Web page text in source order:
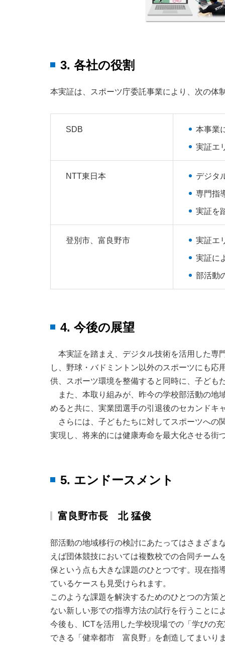
3. 各社の役割
本実証は、スポーツ庁委託事業により、次の体
SDB 本事業
実証エ
NTT東日本 デジタ
専門指
実証を
登別市、富良野市 実証エ
実証に
部活動
4. 今後の展望
本実証を踏まえ、デジタル技術を活用した専
し、野球・バドミントン以外のスポーツにも
供、スポーツ環境を整備すると同時に、子ども
また、本取り組みが、昨今の学校部活動の
めると共に、実業団選手の引退後のセカンドキ
さらには、子どもたちに対してスポーツへの
実現し、将来的には健康寿命を最大化させる街
5. エンドースメント
富良野市長 北 猛俊
部活動の地域移行の検討にあたってはさまざま
えば団体競技においては複数校での合同チー
保という点も大きな課題のひとつです。現在指
ているケースも見受けられます。
このような課題を解決するためのひとつの方策
ない新しい形での指導方法の試行を行うことに
今後も、ICTを活用した学校現場での「学びの
できる「健幸都市 富良野」を創造してまいり